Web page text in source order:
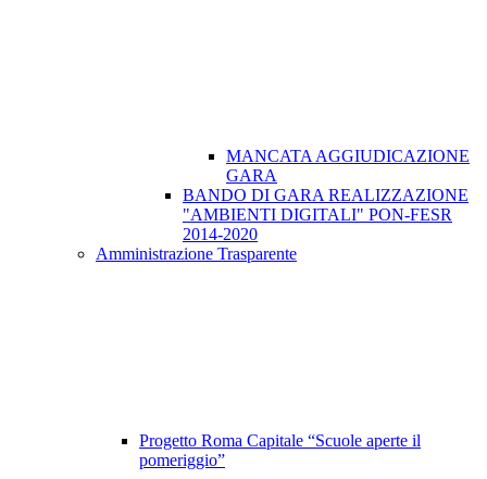
MANCATA AGGIUDICAZIONE
GARA
BANDO DI GARA REALIZZAZIONE
"AMBIENTI DIGITALI" PON-FESR
2014-2020
Amministrazione Trasparente
Progetto Roma Capitale “Scuole aperte il
pomeriggio”